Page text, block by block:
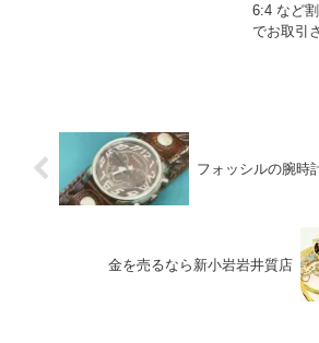
6:4 など
でお取引
フォッシルの腕
金を売るなら新小岩岩井質店